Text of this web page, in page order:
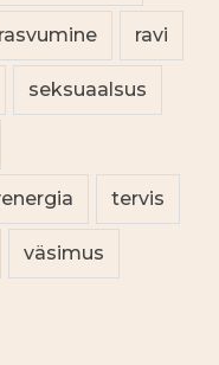
rasvumine ravi
seksuaalsus
tervis
väsimus